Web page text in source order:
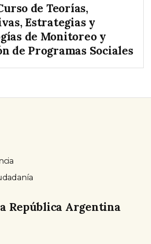
de Teorías,
Estrategias y
de Monitoreo y
de Programas Sociales
República Argentina